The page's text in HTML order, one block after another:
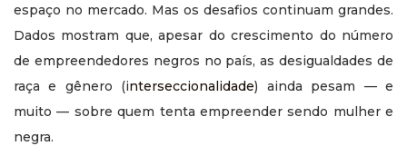
espaço no mercado. Mas os desafios continuam grandes.
Dados mostram que, apesar do crescimento do número
de empreendedores negros no país, as desigualdades de
raça e gênero (interseccionalidade) ainda pesam — e
muito — sobre quem tenta empreender sendo mulher e
negra.